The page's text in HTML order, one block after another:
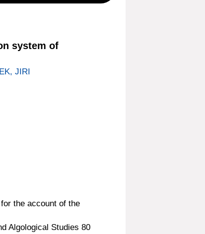
system of
JIRI
the account of the
Algological Studies 80